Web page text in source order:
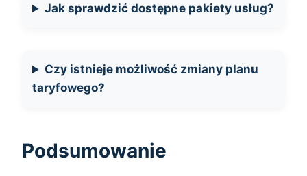
Jak sprawdzić dostępne pakiety usług?
Czy istnieje możliwość zmiany planu
taryfowego?
Podsumowanie